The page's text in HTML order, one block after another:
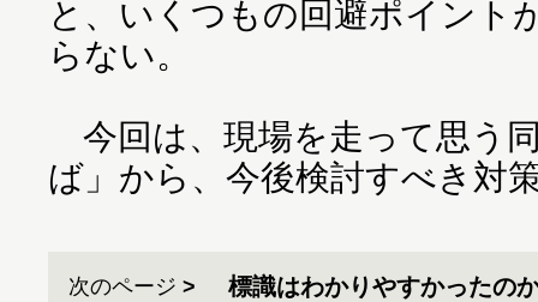
と、いくつもの回避ポイント
らない。
今回は、現場を走って思う
ば」から、今後検討すべき対
次のページ 標識はわかりやすかったの